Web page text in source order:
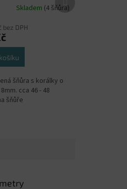
Skladem (4 šňůra)
bez DPH
šňůra s korálky o
cca 46 - 48
šňůře
produkt